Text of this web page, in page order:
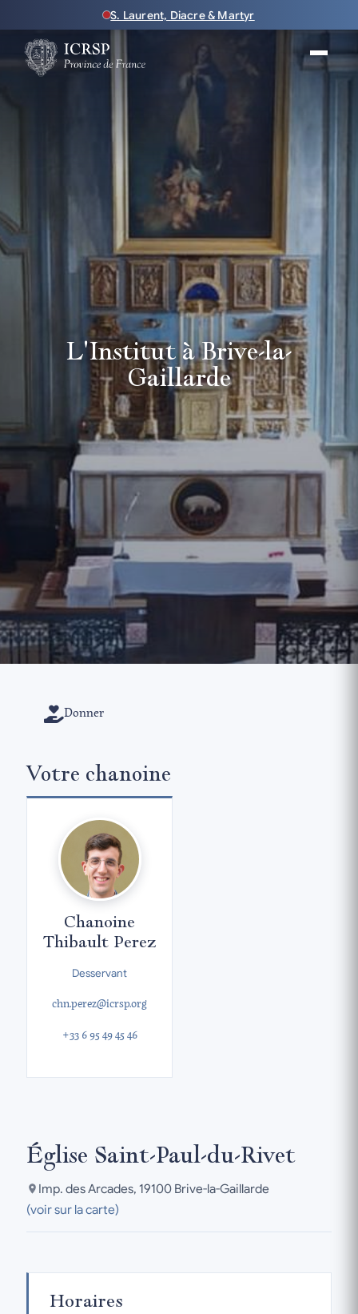
S. Laurent, Diacre & Martyr
L'Institut à Brive-la-
Gaillarde
Donner
Votre chanoine
Chanoine
Thibault Perez
Desservant
chn.perez@icrsp.org
+33 6 95 49 45 46
Église Saint-Paul-du-Rivet
Imp. des Arcades, 19100 Brive-la-Gaillarde
(voir sur la carte)
Horaires